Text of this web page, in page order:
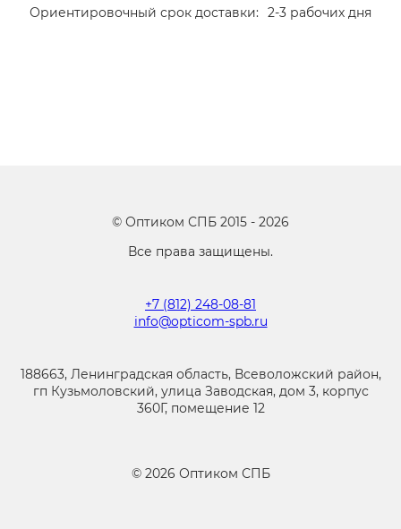
Ориентировочный срок доставки: 2-3 рабочих дня
© Оптиком СПБ 2015 - 2026
Все права защищены.
+7 (812) 248-08-81
info@opticom-spb.ru
188663, Ленинградская область, Всеволожский район,
гп Кузьмоловский, улица Заводская, дом 3, корпус
360Г, помещение 12
© 2026 Оптиком СПБ